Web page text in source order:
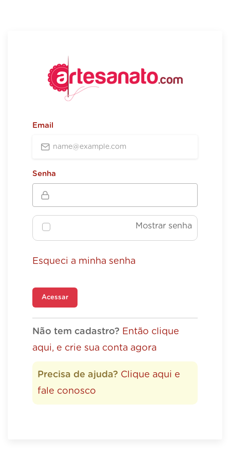
Email
Senha
Mostrar senha
Esqueci a minha senha
Acessar
Não tem cadastro? Então clique
aqui, e crie sua conta agora
Precisa de ajuda? Clique aqui e
fale conosco